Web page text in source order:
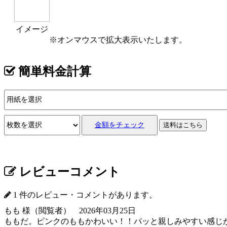
イメージ
※オンマウスで拡大表示いたします。
簡単料金計算
金額をチェック 送料はこちら
レビューコメント
1 件のレビュー・コメントがあります。
もも 様（閲覧者） 2026年03月25日
ももだ。ピンクのももかわいい！！パッと親しみやすい感じ